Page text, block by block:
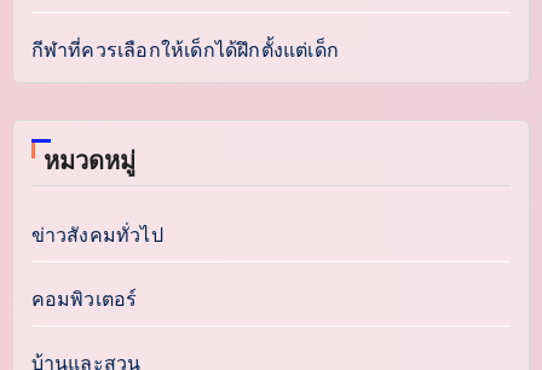
กีฬาที่ควรเลือกให้เด็กได้ฝึกตั้งแต่เด็ก
หมวดหมู่
ข่าวสังคมทั่วไป
คอมพิวเตอร์
บ้านและสวน